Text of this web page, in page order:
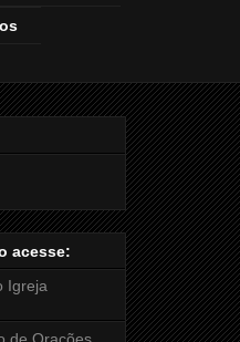
acesse:
Igreja